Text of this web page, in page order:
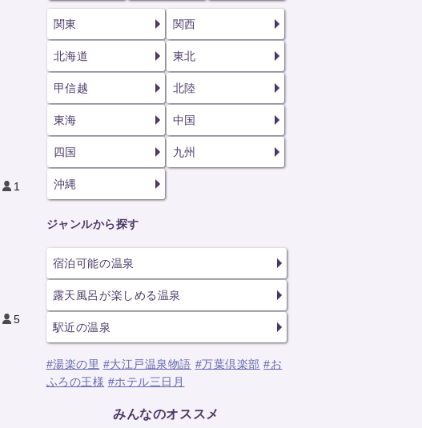
1
5
関東 関西
北海道 東北
甲信越 北陸
東海 中国
四国 九州
沖縄
ジャンルから探す
宿泊可能の温泉
露天風呂が楽しめる温泉
駅近の温泉
#湯楽の里 #大江戸温泉物語 #万葉倶楽部 #お
ふろの王様 #ホテル三日月
みんなのオススメ